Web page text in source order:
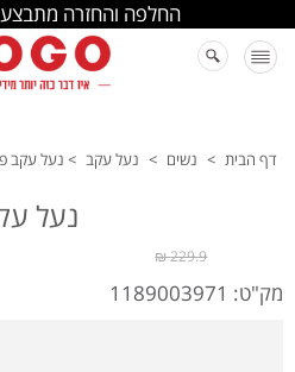
החלפה והחזרה
דף הבית > נשים > נעל עקב > נעל עקב
נעל
229.9 ₪
מק"ט: 1189003971